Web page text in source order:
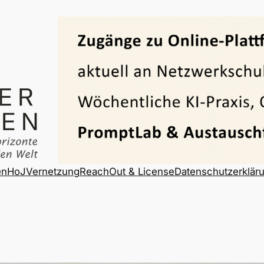
HoJVernetzungReachOut & License